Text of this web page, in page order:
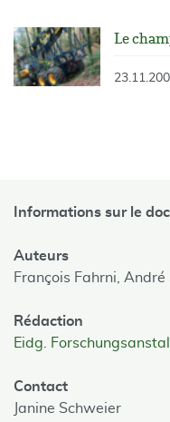
Le
Informations sur le
Auteurs
François Fahrni, André
Rédaction
Eidg.
Contact
Janine Schweier